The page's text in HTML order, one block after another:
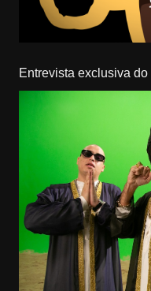
Entrevista exclusiva